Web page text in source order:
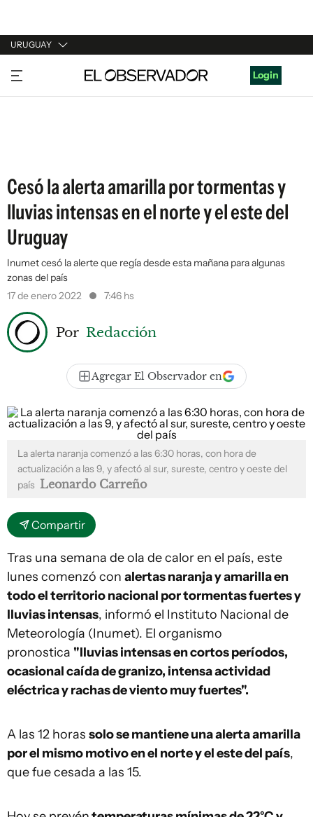
URUGUAY
URUGUAY
ARGENTINA
Login
Cesó la alerta amarilla por tormentas y
lluvias intensas en el norte y el este del
Uruguay
Inumet cesó la alerte que regía desde esta mañana para algunas
zonas del país
17 de enero 2022
7:46 hs
Por Redacción
Agregar El Observador en
La alerta naranja comenzó a las 6:30 horas, con hora de
actualización a las 9, y afectó al sur, sureste, centro y oeste del
país Leonardo Carreño
Compartir
Tras una semana de ola de calor en el país, este
lunes comenzó con alertas naranja y amarilla en
todo el territorio nacional por tormentas fuertes y
lluvias intensas, informó el Instituto Nacional de
Meteorología (Inumet). El organismo
pronostica "lluvias intensas en cortos períodos,
ocasional caída de granizo, intensa actividad
eléctrica y rachas de viento muy fuertes".
A las 12 horas solo se mantiene una alerta amarilla
por el mismo motivo en el norte y el este del país,
que fue cesada a las 15.